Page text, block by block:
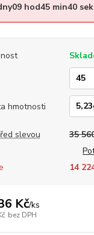
09hod45min40sek
hmotnosti
slevou
35
14
Kč/ks
bez DPH